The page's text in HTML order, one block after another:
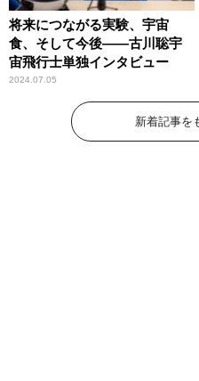
将来につながる実験、宇宙
食、そして今後――古川聡宇
宙飛行士単独インタビュー
2024.07.05
新着記事を